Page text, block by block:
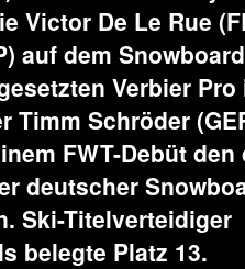
Victor De Le Rue
auf dem Snowboard
Verbier Pro
Timm Schröder
FWT-Debüt
deutscher
Ski-Titelverteidiger
belegte Platz 13.